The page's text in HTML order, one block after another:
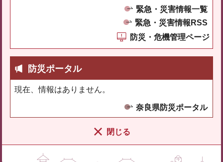
緊急・災害情報一覧
緊急・災害情報RSS
防災・危機管理ページ
防災ポータル
現在、情報はありません。
奈良県防災ポータル
閉じる